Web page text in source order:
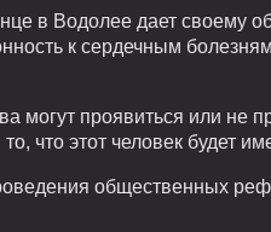
в Водолее дает своему
к сердечным
могут проявиться или не
что этот человек будет
общественных